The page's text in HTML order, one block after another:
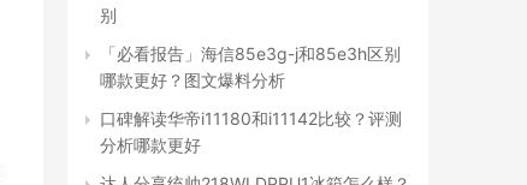
别
「必看报告」海信85e3g-j和85e3h区别
哪款更好？图文爆料分析
口碑解读华帝i11180和i11142比较？评测
分析哪款更好